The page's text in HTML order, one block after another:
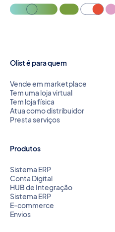
Olist é para quem
Vende em marketplace
Tem uma loja virtual
Tem loja física
Atua como distribuidor
Presta serviços
Produtos
Sistema ERP
Conta Digital
HUB de Integração
Sistema ERP
E-commerce
Envios